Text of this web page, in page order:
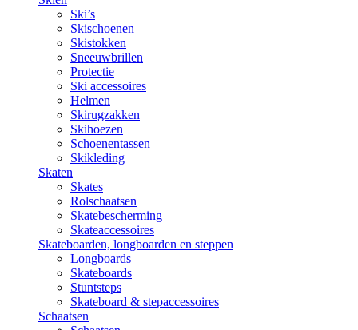
Ski’s
Skischoenen
Skistokken
Sneeuwbrillen
Protectie
Ski accessoires
Helmen
Skirugzakken
Skihoezen
Schoenentassen
Skikleding
Skaten
Skates
Rolschaatsen
Skatebescherming
Skateaccessoires
Skateboarden, longboarden en steppen
Longboards
Skateboards
Stuntsteps
Skateboard & stepaccessoires
Schaatsen